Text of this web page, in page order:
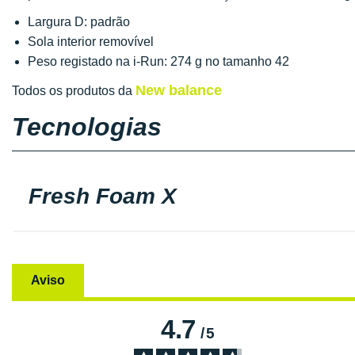
Largura D: padrão
Sola interior removível
Peso registado na i-Run: 274 g no tamanho 42
Todos os produtos da New balance
Tecnologias
Fresh Foam X
Aviso
4.7/5